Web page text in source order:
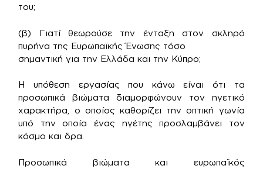
του;
(β) Γιατί θεωρούσε την ένταξη στον σκληρό
πυρήνα της Ευρωπαϊκής Ένωσης τόσο
σημαντική για την Ελλάδα και την Κύπρο;
Η υπόθεση εργασίας που κάνω είναι ότι τα
προσωπικά βιώματα διαμορφώνουν τον ηγετικό
χαρακτήρα, ο οποίος καθορίζει την οπτική γωνία
υπό την οποία ένας ηγέτης προσλαμβάνει τον
κόσμο και δρα.
Προσωπικά βιώματα και ευρωπαϊκός